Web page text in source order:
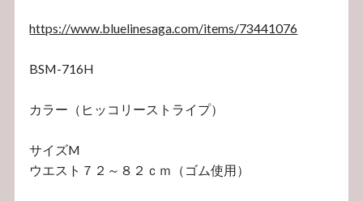
https://www.bluelinesaga.com/items/73441076
BSM-716H
カラー（ヒッコリーストライプ）
サイズM
ウエスト７２～８２ｃｍ（ゴム使用）